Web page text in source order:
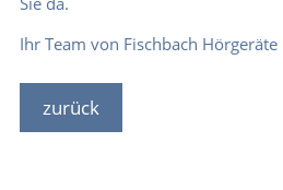
Ihr Team von Fischbach Hörgeräte
zurück